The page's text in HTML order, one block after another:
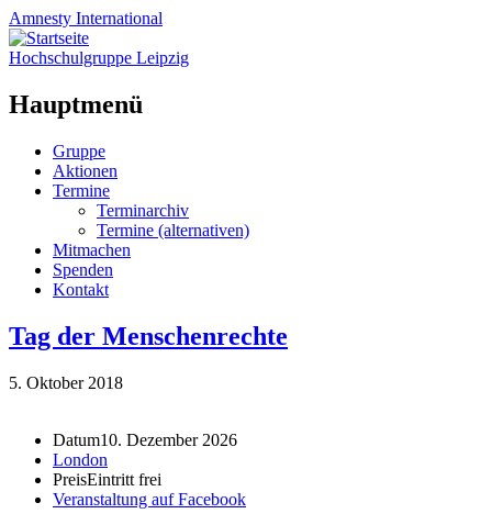
Amnesty International
Hochschulgruppe Leipzig
Hauptmenü
Zum
Inhalt
springen
Gruppe
Aktionen
Termine
Terminarchiv
Termine (alternativen)
Mitmachen
Spenden
Kontakt
Tag der Menschenrechte
5. Oktober 2018
Datum10. Dezember 2026
London
PreisEintritt frei
Veranstaltung auf Facebook